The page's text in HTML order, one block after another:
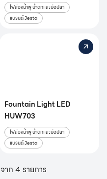
ไฟส่องน้ำพุ น้ำตกและบ่อปลา
แบรนด์ Jesta
Fountain Light LED
HUW703
ไฟส่องน้ำพุ น้ำตกและบ่อปลา
แบรนด์ Jesta
จาก 4 รายการ